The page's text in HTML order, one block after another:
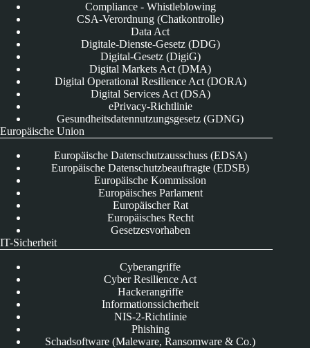
Compliance - Whistleblowing
CSA-Verordnung (Chatkontrolle)
Data Act
Digitale-Dienste-Gesetz (DDG)
Digital-Gesetz (DigiG)
Digital Markets Act (DMA)
Digital Operational Resilience Act (DORA)
Digital Services Act (DSA)
ePrivacy-Richtlinie
Gesundheitsdatennutzungsgesetz (GDNG)
Europäische Union
Europäische Datenschutzausschuss (EDSA)
Europäische Datenschutzbeauftragte (EDSB)
Europäische Kommission
Europäisches Parlament
Europäischer Rat
Europäisches Recht
Gesetzesvorhaben
IT-Sicherheit
Cyberangriffe
Cyber Resilience Act
Hackerangriffe
Informationssicherheit
NIS-2-Richtlinie
Phishing
Schadsoftware (Maleware, Ransomware & Co.)